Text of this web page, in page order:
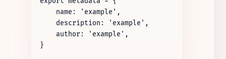
    name: 'example',
    description: 'example',
    author: 'example',
}